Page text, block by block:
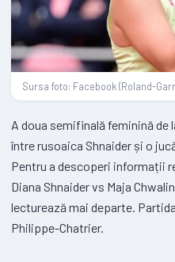
Sursa foto: Facebook (Roland-
A doua semifinală feminină de
între rusoaica Shnaider și o
Pentru a descoperi informații
Diana Shnaider vs Maja
lecturează mai departe.
Philippe-Chatrier.